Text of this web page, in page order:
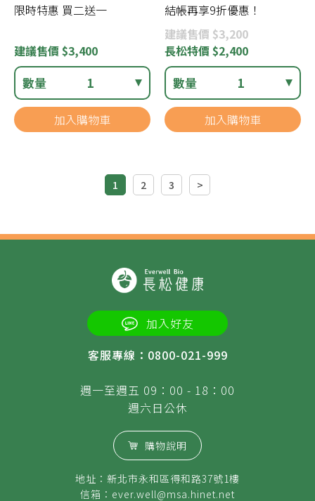
限時特惠 買二送一
建議售價 $3,400
數量 1
加入購物車
結帳再享9折優惠！
建議售價 $3,200
長松特價 $2,400
數量 1
加入購物車
1 2 3 >
購物說明
地址：新北市永和區得和路37號1樓
信箱： ever.well@msa.hinet.net
加入好友
客服專線：0800-021-999
週一至週五 09：00 - 18：00
週六日公休